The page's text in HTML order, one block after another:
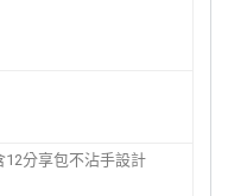
12分享包不沾手設計